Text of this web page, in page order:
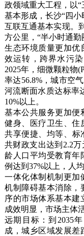
政领域重大工程，以
基本形成，长沙“四
互联互通基本实现。
方公里，“半小时通勤
生态环境质量更加优
效运转，跨界水污
2025年，细微颗粒物
率达56.8%，城市空
河流断面水质达标率
10%以上。
基本公共服务更加便
健身、医疗卫生、住
共享便捷、均等、标
共财政支出达到2.2
龄人口平均受教育年
例达到37%以上，人
一体化体制机制更加
机制障碍基本消除，
序的市场体系基本
成效明显，市场主体
远期目标：到2035
成，城乡区域发展